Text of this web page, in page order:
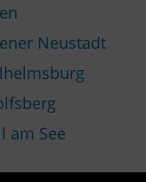
Neustadt
am See